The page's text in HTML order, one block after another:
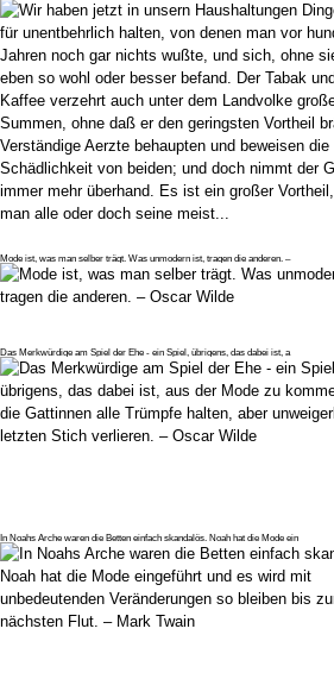
Mode ist, was man selber trägt. Was unmodern ist, tragen die anderen. –
Das Merkwürdige am Spiel der Ehe - ein Spiel, übrigens, das dabei ist, a
In Noahs Arche waren die Betten einfach skandalös. Noah hat die Mode ein